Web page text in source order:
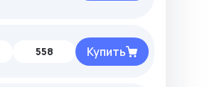
558 Купить